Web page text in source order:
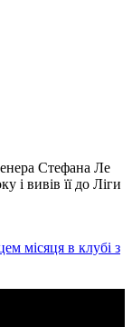
Стефана Ле
і вивів її до Ліги
місяця в клубі з